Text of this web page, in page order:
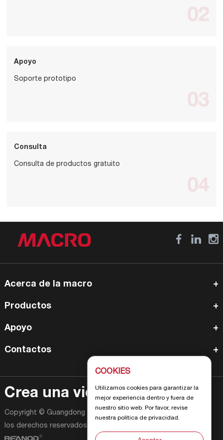
Apoyo
Soporte prototipo
Consulta
Consulta de productos gratuito
Acerca de la macro
Productos
Apoyo
Contactos
Crea una vida alegre
Copyright © Guangdong Macro Gas Appliance Co., Ltd Todos
los derechos reservados |
COOKIES
Utilizamos cookies para garantizar la
mejor experiencia dentro y fuera de
nuestro sitio web. Por favor, revise
nuestra política de privacidad.